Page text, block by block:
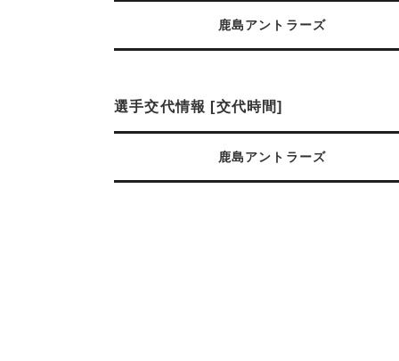
鹿島アントラーズ
選手交代情報 [交代時間]
鹿島アントラーズ